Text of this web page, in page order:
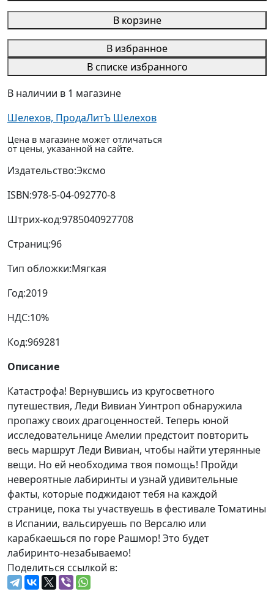
В корзине
В избранное
В списке избранного
В наличии в 1 магазине
Шелехов, ПродаЛитЪ Шелехов
Цена в магазине может отличаться
от цены, указанной на сайте.
Издательство:Эксмо
ISBN:978-5-04-092770-8
Штрих-код:9785040927708
Страниц:96
Тип обложки:Мягкая
Год:2019
НДС:10%
Код:969281
Описание
Катастрофа! Вернувшись из кругосветного
путешествия, Леди Вивиан Уинтроп обнаружила
пропажу своих драгоценностей. Теперь юной
исследовательнице Амелии предстоит повторить
весь маршрут Леди Вивиан, чтобы найти утерянные
вещи. Но ей необходима твоя помощь! Пройди
невероятные лабиринты и узнай удивительные
факты, которые поджидают тебя на каждой
странице, пока ты участвуешь в фестивале Томатины
в Испании, вальсируешь по Версалю или
карабкаешься по горе Рашмор! Это будет
лабиринто-незабываемо!
Поделиться ссылкой в: